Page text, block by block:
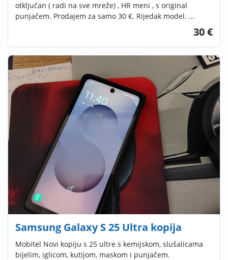
otključan ( radi na sve mreže) , HR meni , s original
punjačem. Prodajem za samo 30 €. Rijedak model. ...
30 €
Samsung Galaxy S 25 Ultra kopija
Mobitel Novi kopiju s 25 ultre s kemijskom, slušalicama
bijelim, iglicom, kutijom, maskom i punjačem.